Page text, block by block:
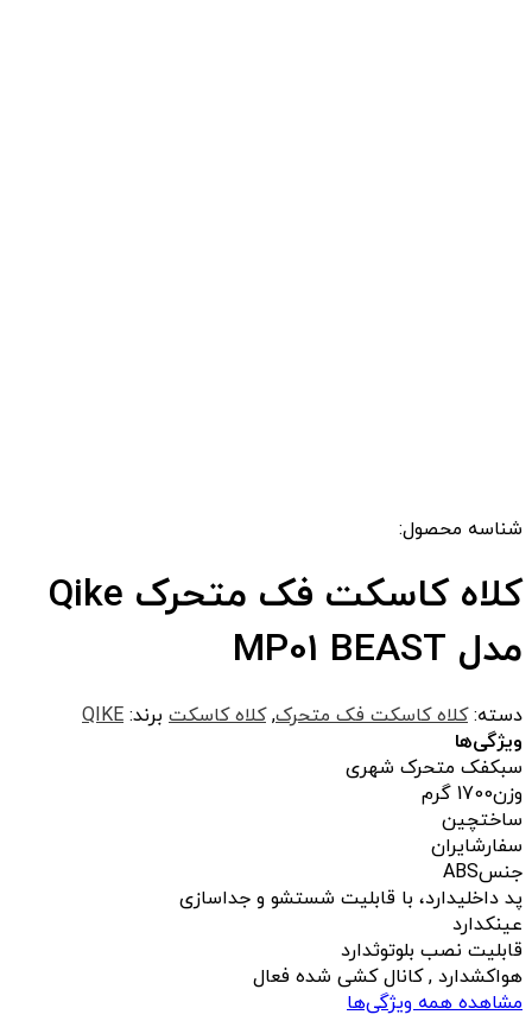
شناسه محصول:
کلاه کاسکت فک متحرک Qike
مدل MP01 BEAST
دسته:کلاه کاسکت فک متحرک,کلاه کاسکت برند: QIKE
ویژگی‌ها
سبکفک متحرک شهری
وزن1700 گرم
ساختچین
سفارشایران
جنسABS
پد داخلیدارد، با قابلیت شستشو و جداسازی
عینکدارد
قابلیت نصب بلوتوثدارد
هواکشدارد , کانال کشی شده فعال
مشاهده همه ویژگی‌ها